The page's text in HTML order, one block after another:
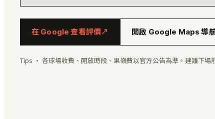
在 Google 查看評價↗ 開啟 Google Maps 導
Tips · 各球場收費、開放時段、果嶺費以官方公告為準。建議下場